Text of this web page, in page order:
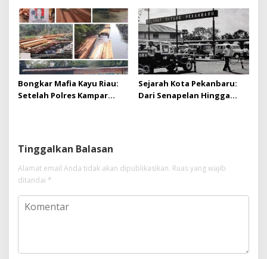
Pro-Rakyat
Bongkar Mafia Kayu Riau:
Setelah Polres Kampar
Sejarah Kota Pekanbaru:
Dari Senapelan Hingga
Tinggalkan Balasan
Alamat email Anda tidak akan dipublikasikan. Ruas yang wajib
ditandai *